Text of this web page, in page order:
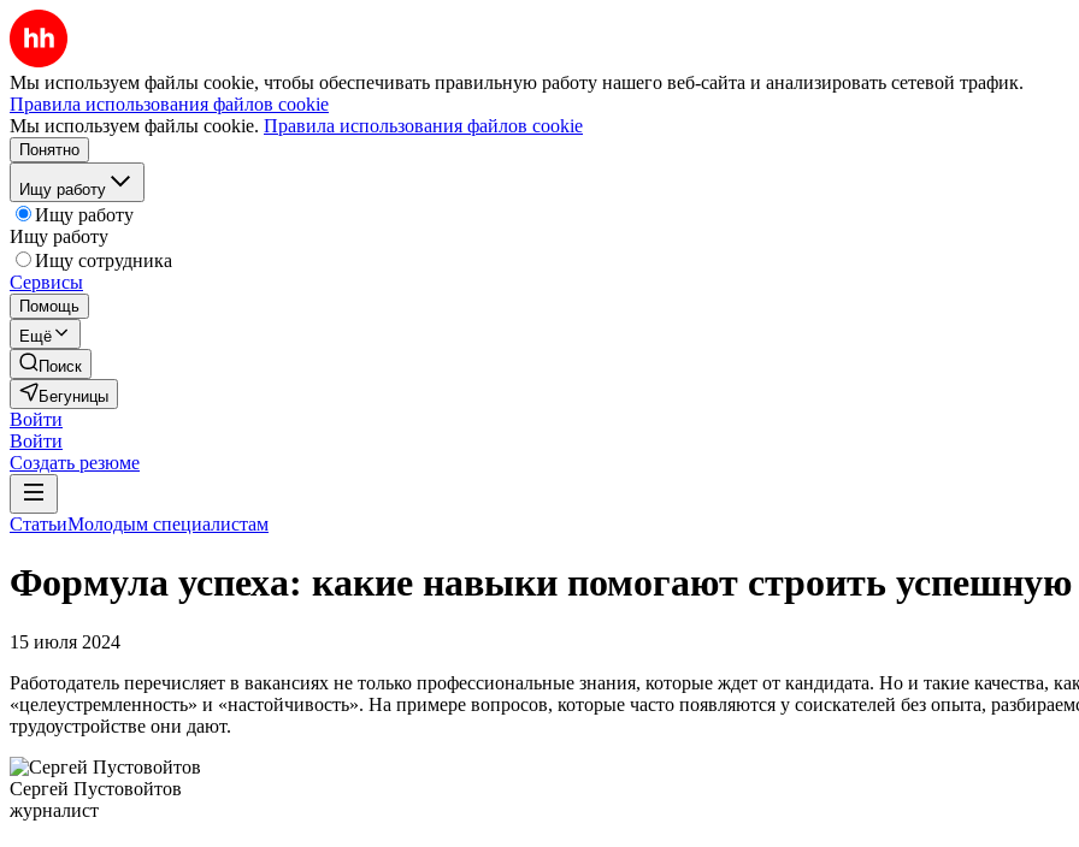
Мы используем файлы cookie, чтобы обеспечивать правильную работу нашего веб-сайта и анализировать сетевой трафик.
Правила использования файлов cookie
Мы используем файлы cookie. Правила использования файлов cookie
Понятно
Ищу работу
Ищу работу
Ищу работу
Ищу сотрудника
Сервисы
Помощь
Ещё
Поиск
Бегуницы
Войти
Войти
Создать резюме
СтатьиМолодым специалистам
Формула успеха: какие навыки помогают строить успешную
15 июля 2024
Работодатель перечисляет в вакансиях не только профессиональные знания, которые ждет от кандидата. Но и такие качества,
«целеустремленность» и «настойчивость». На примере вопросов, которые часто появляются у соискателей без опыта,
трудоустройстве они дают.
Сергей Пустовойтов
журналист